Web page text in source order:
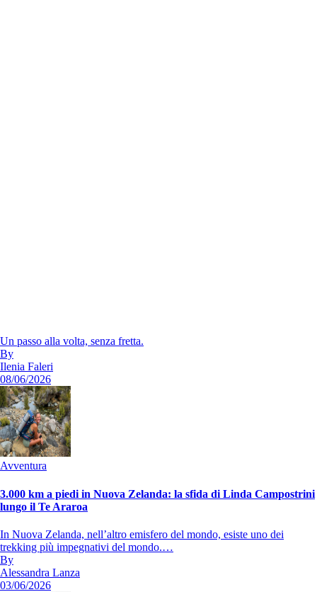
Un passo alla volta, senza fretta.
By
Ilenia Faleri
08/06/2026
Avventura
3.000 km a piedi in Nuova Zelanda: la sfida di Linda Campostrini
lungo il Te Araroa
In Nuova Zelanda, nell’altro emisfero del mondo, esiste uno dei
trekking più impegnativi del mondo.…
By
Alessandra Lanza
03/06/2026